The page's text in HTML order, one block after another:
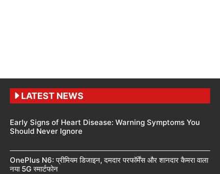
LATEST NEWS
Early Signs of Heart Disease: Warning Symptoms You
Should Never Ignore
OnePlus N6: प्रीमियम डिजाइन, दमदार परफॉर्मेंस और शानदार कैमरा वाला
नया 5G स्मार्टफोन